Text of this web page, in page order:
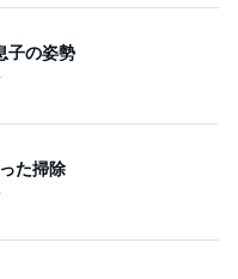
マトジュレ